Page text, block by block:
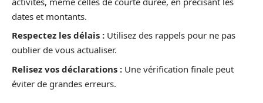
dates et montants.
Respectez les délais : Utilisez des rappels pour ne pas
oublier de vous actualiser.
Relisez vos déclarations : Une vérification finale peut
éviter de grandes erreurs.